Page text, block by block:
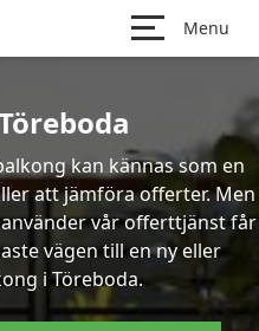
Menu
kan kännas som en
att jämföra offerter. Men
vår offerttjänst får
vägen till en ny eller
i Töreboda.